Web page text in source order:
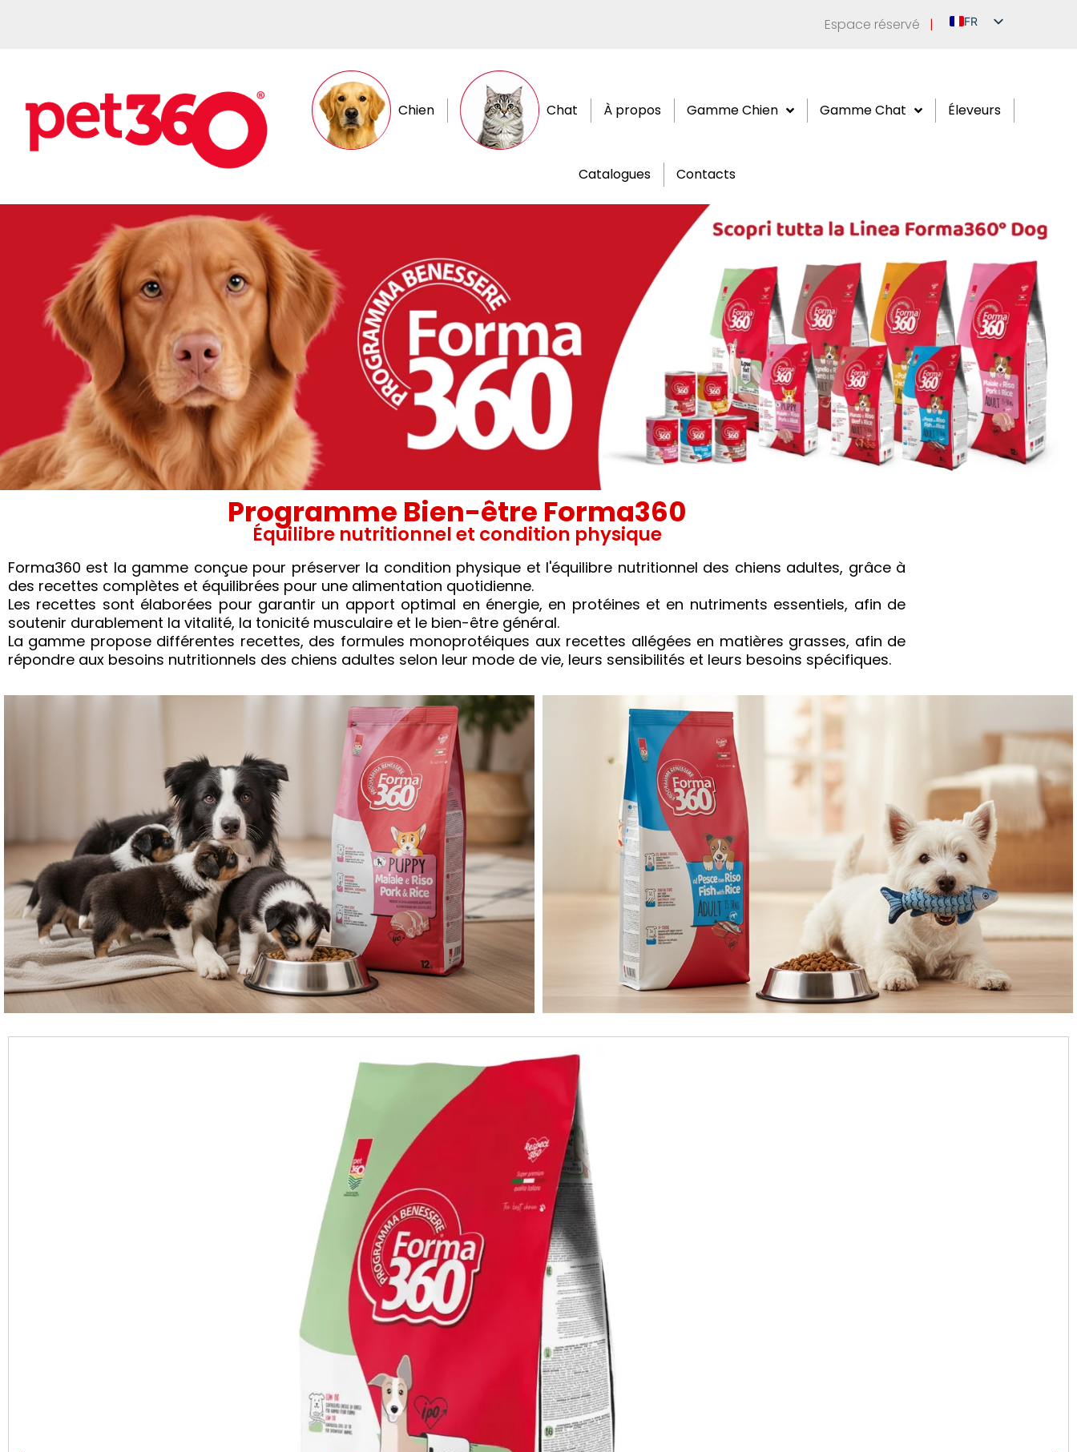
Espace réservé |
FR
Chien Chat À propos Gamme Chien Gamme Chat Éleveurs
Catalogues Contacts
Programme Bien-être Forma360
Équilibre nutritionnel et condition physique
Forma360 est la gamme conçue pour préserver la condition physique et l'équilibre nutritionnel des chiens adultes, grâce à
des recettes complètes et équilibrées pour une alimentation quotidienne.
Les recettes sont élaborées pour garantir un apport optimal en énergie, en protéines et en nutriments essentiels, afin de
soutenir durablement la vitalité, la tonicité musculaire et le bien-être général.
La gamme propose différentes recettes, des formules monoprotéiques aux recettes allégées en matières grasses, afin de
répondre aux besoins nutritionnels des chiens adultes selon leur mode de vie, leurs sensibilités et leurs besoins spécifiques.